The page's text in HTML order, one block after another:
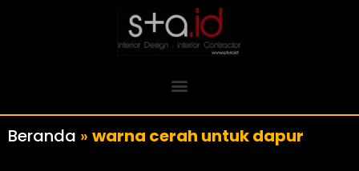
Beranda » warna cerah untuk dapur